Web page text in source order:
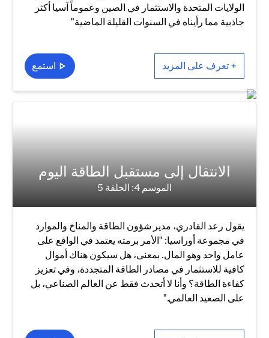
الولايات المتحدة والاستثمار في الصين وعموماً آسيا أكثر
جاذبية مما رأيناه في السنوات القليلة الماضية"
+ تعرف على المزيد استمع
الانتقال إلى مستقبل الطاقة اليوم
الموسم 4: الحلقة 5
يقول رعد القادري، مدير شؤون الطاقة والمناخ والموارد
في مجموعة أوراسيا: "الأمر برمته يعتمد في الواقع على
عامل واحد وهو المال. بمعنى، هل سيكون هناك أموال
كافية للاستثمار في مصادر الطاقة المتجددة، وفي تعزيز
كفاءة الطاقة؟ وأنا لا أتحدث فقط عن العالم الصناعي، بل
على الصعيد العالمي."